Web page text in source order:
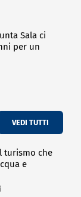
Sala ci
per un
VEDI TUTTI
turismo che
e